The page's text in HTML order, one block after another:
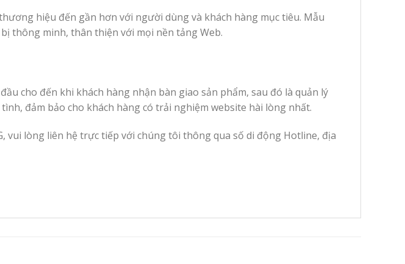
hiệu đến gần hơn với người dùng và khách hàng mục tiêu. Mẫu
thông minh, thân thiện với mọi nền tảng Web.
cho đến khi khách hàng nhận bàn giao sản phẩm, sau đó là quản lý
đảm bảo cho khách hàng có trải nghiệm website hài lòng nhất.
vui lòng liên hệ trực tiếp với chúng tôi thông qua số di động Hotline, địa